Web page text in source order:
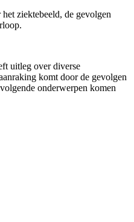
ziektebeeld, de gevolgen
uitleg over diverse
komt door de gevolgen
onderwerpen komen